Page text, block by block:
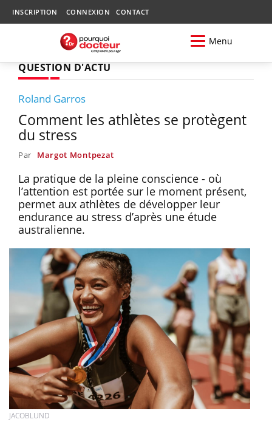
INSCRIPTION CONNEXION CONTACT
Menu
QUESTION D'ACTU
Roland Garros
Comment les athlètes se protègent
du stress
Par Margot Montpezat
La pratique de la pleine conscience - où
l’attention est portée sur le moment présent,
permet aux athlètes de développer leur
endurance au stress d’après une étude
australienne.
JACOBLUND